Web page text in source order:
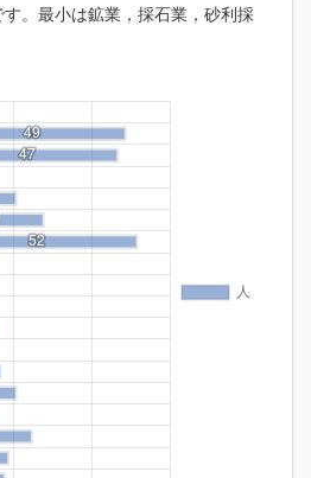
。最小は鉱業，採石業，砂利採